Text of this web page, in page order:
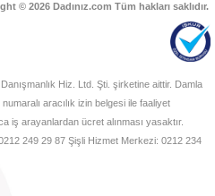
© 2026 Dadınız.com Tüm hakları saklıdır.
Hiz. Ltd. Şti. şirketine aittir. Damla
aracılık izin belgesi ile faaliyet
iş arayanlardan ücret alınması yasaktır.
249 29 87 Şişli Hizmet Merkezi: 0212 234